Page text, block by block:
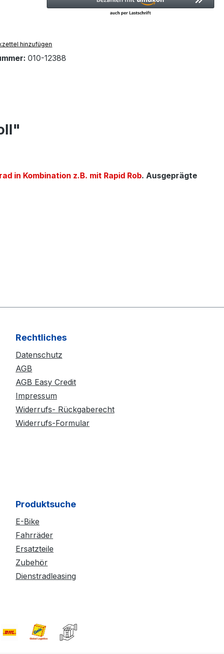
hinzufügen
010-12388
in Kombination z.B. mit Rapid Rob. Ausgeprägte
Rechtliches
Datenschutz
AGB
AGB Easy Credit
Impressum
Widerrufs- Rückgaberecht
Widerrufs-Formular
Produktsuche
E-Bike
Fahrräder
Ersatzteile
Zubehör
Dienstradleasing